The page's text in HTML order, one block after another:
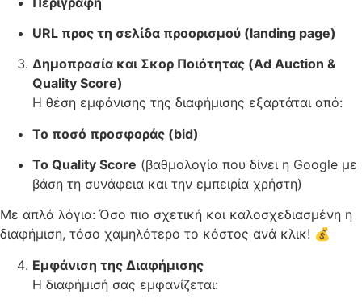
URL προς τη σελίδα προορισμού (landing page)
Δημοπρασία και Σκορ Ποιότητας (Ad Auction &
Quality Score)
Η θέση εμφάνισης της διαφήμισης εξαρτάται από:
Το ποσό προσφοράς (bid)
Το Quality Score (βαθμολογία που δίνει η Google με
βάση τη συνάφεια και την εμπειρία χρήστη)
Με απλά λόγια: Όσο πιο σχετική και καλοσχεδιασμένη η
διαφήμιση, τόσο χαμηλότερο το κόστος ανά κλικ! 💰
Εμφάνιση της Διαφήμισης
Η διαφήμισή σας εμφανίζεται: